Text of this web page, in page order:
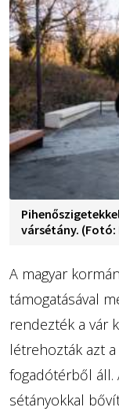
vársétány. (Fotó:
A magyar
támogatásával
rendezték a vár
létrehozták azt
fogadótérből áll.
sétányokkal